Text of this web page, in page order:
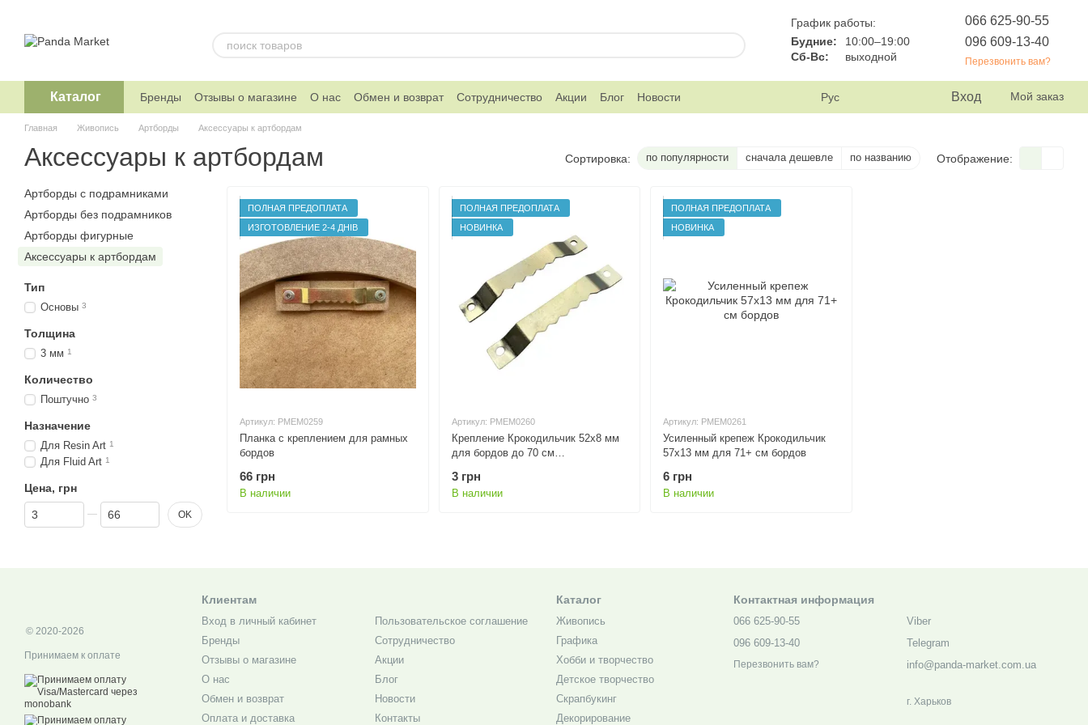
График работы:
Будние:
10:00–19:00
Сб-Вс:
выходной
066 625-90-55
096 609-13-40
Перезвонить вам?
Каталог Бренды Отзывы о магазине О нас Обмен и возврат Сотрудничество Акции Блог
Новости
Telegram канал магазина
Рус Вход Мой заказ
Главная Живопись Артборды Аксессуары к артбордам
Аксессуары к артбордам Сортировка: по популярности сначала дешевле по названию Отображение:
ПОЛНАЯ ПРЕДОПЛАТА
ИЗГОТОВЛЕНИЕ 2-4 ДНІВ
Артикул: PMEM0259
Планка с креплением для рамных
бордов
66 грн
В наличии
ПОЛНАЯ ПРЕДОПЛАТА
НОВИНКА
Артикул: PMEM0260
Крепление Крокодильчик 52х8 мм
для бордов до 70 см
3 грн
В наличии
ПОЛНАЯ ПРЕДОПЛАТА
НОВИНКА
Артикул: PMEM0261
Усиленный крепеж Крокодильчик
57х13 мм для 71+ см бордов
6 грн
В наличии
Артборды с подрамниками
Артборды без подрамников
Артборды фигурные
Аксессуары к артбордам
Тип
Основы 3
Толщина
3 мм 1
Количество
Поштучно 3
Назначение
Для Resin Art 1
Для Fluid Art 1
Цена, грн
От Цена, грн
До Цена, грн OK
© 2020-2026
Принимаем к оплате
Клиентам
Вход в личный кабинет
Бренды
Отзывы о магазине
О нас
Обмен и возврат
Оплата и доставка
Пользовательское соглашение
Сотрудничество
Акции
Блог
Новости
Контакты
Каталог
Живопись
Графика
Хобби и творчество
Детское творчество
Скрапбукинг
Декорирование
Контактная информация
066 625-90-55
096 609-13-40
Перезвонить вам?
Viber
Telegram
info@panda-market.com.ua
г. Харьков